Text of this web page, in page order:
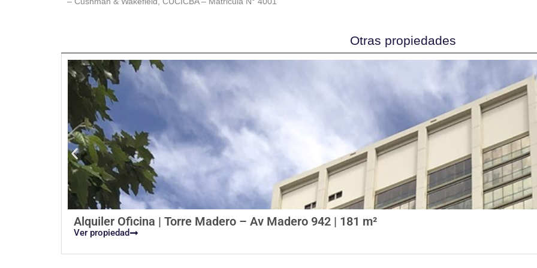
Otras propiedades
Alquiler Oficina | Torre Madero – Av Madero 942 | 181 m²
Ver propiedad